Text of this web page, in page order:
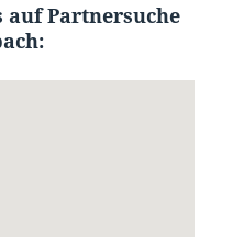
auf Partnersuche